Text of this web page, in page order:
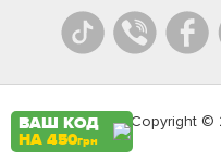
Agromarket.Copyright ©
ВАШ КОД
НА 450грн